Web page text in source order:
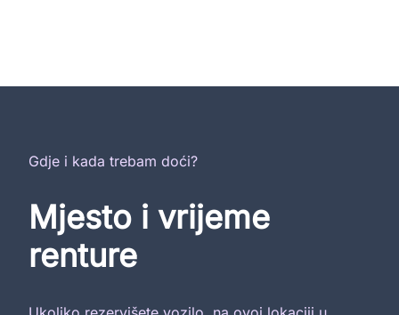
Gdje i kada trebam doći?
Mjesto i vrijeme
renture